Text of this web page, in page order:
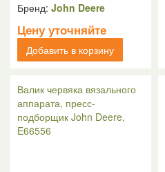
Бренд: John Deere
Цену уточняйте
Добавить в корзину
Валик червяка вязального
аппарата, пресс-
подборщик John Deere,
E66556